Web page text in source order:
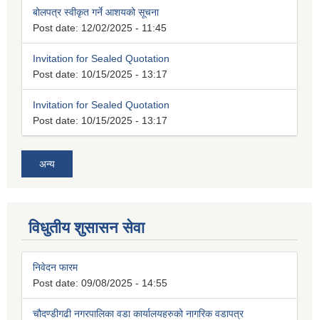
बोलपत्र स्वीकृत गर्ने आशयको सूचना
Post date: 12/02/2025 - 11:45
Invitation for Sealed Quotation
Post date: 10/15/2025 - 13:17
Invitation for Sealed Quotation
Post date: 10/15/2025 - 13:17
अन्य
विधुतीय शुसासन सेवा
निवेदन फारम
Post date: 09/08/2025 - 14:55
चौदण्डीगढी नगरपालिका वडा कार्यालयहरुको नागरिक वडापत्र